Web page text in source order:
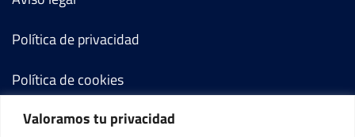
Valoramos tu privacidad
Política de privacidad
Política de cookies
Términos y condiciones